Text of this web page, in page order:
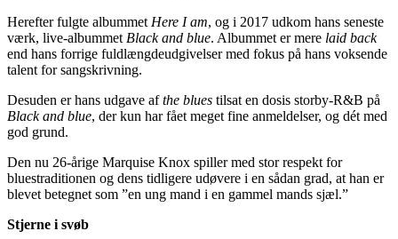
Herefter fulgte albummet Here I am, og i 2017 udkom hans seneste
værk, live-albummet Black and blue. Albummet er mere laid back
end hans forrige fuldlængdeudgivelser med fokus på hans voksende
talent for sangskrivning.
Desuden er hans udgave afthe blues tilsat en dosis storby-R&B på
Black and blue, der kun har fået meget fine anmeldelser, og dét med
god grund.
Den nu 26-årige Marquise Knox spiller med stor respekt for
bluestraditionen og dens tidligere udøvere i en sådan grad, at han er
blevet betegnet som ”en ung mand i en gammel mands sjæl.”
Stjerne i svøb